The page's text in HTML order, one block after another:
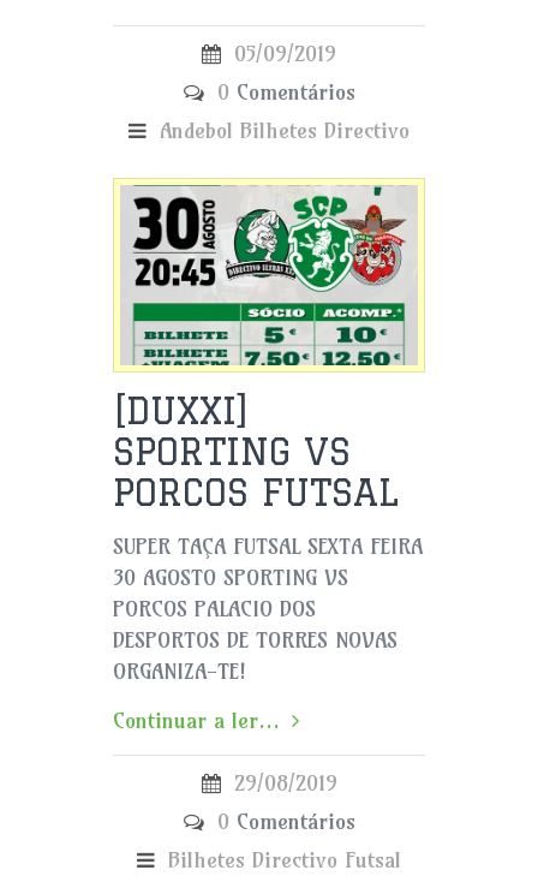
05/09/2019
0 Comentários
Andebol Bilhetes Directivo
[DUXXI]
SPORTING VS
PORCOS FUTSAL
SUPER TAÇA FUTSAL SEXTA FEIRA
30 AGOSTO SPORTING VS
PORCOS PALACIO DOS
DESPORTOS DE TORRES NOVAS
ORGANIZA-TE!
Continuar a ler...
29/08/2019
0 Comentários
Bilhetes Directivo Futsal